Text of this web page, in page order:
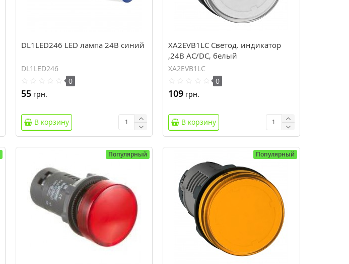
DL1LED246 LED лампа 24В синий
DL1LED246
0
55грн.
В корзину
XA2EVB1LC Светод. индикатор
,24В AC/DC, белый
XA2EVB1LC
0
109 грн.
В корзину
Популярный Популярный